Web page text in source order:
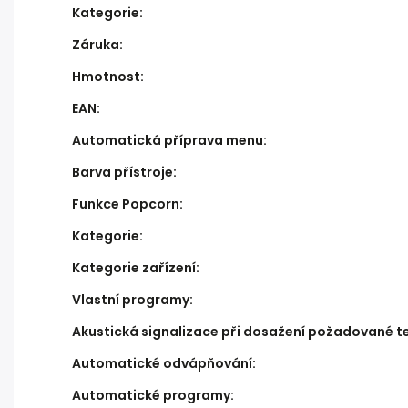
Kategorie:
Záruka:
Hmotnost:
EAN:
Automatická příprava menu:
Barva přístroje:
Funkce Popcorn:
Kategorie:
Kategorie zařízení:
Vlastní programy:
Akustická signalizace při dosažení požadované
Automatické odvápňování:
Automatické programy: